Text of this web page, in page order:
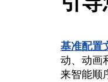
基准配置
动、动画
来智能顺